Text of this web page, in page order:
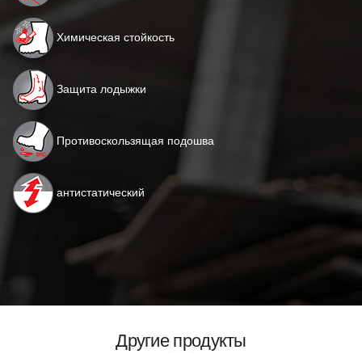
Химическая стойкость
Защита лодыжки
Противоскользящая подошва
антистатический
Другие продукты